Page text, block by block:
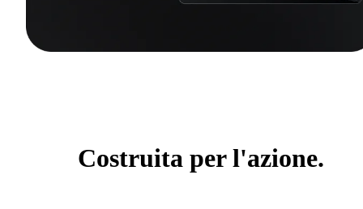
Costruita per l'azione.